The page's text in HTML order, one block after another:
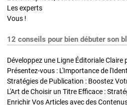
Les experts
Vous !
12 conseils pour bien débuter son
Développez une Ligne Éditoriale Claire
Présentez-vous : L'Importance de
L'Art de Choisir un Titre Efficace :